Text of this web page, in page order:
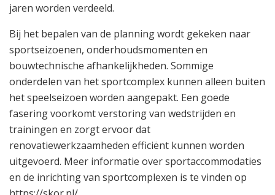
jaren worden verdeeld.
Bij het bepalen van de planning wordt gekeken naar
sportseizoenen, onderhoudsmomenten en
bouwtechnische afhankelijkheden. Sommige
onderdelen van het sportcomplex kunnen alleen buiten
het speelseizoen worden aangepakt. Een goede
fasering voorkomt verstoring van wedstrijden en
trainingen en zorgt ervoor dat
renovatiewerkzaamheden efficiënt kunnen worden
uitgevoerd. Meer informatie over sportaccommodaties
en de inrichting van sportcomplexen is te vinden op